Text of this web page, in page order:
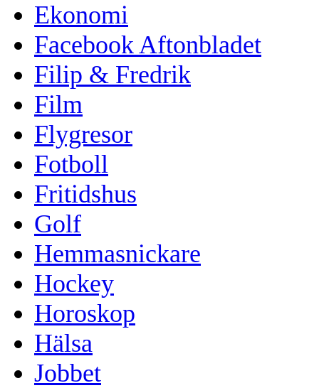
Ekonomi
Facebook Aftonbladet
Filip & Fredrik
Film
Flygresor
Fotboll
Fritidshus
Golf
Hemmasnickare
Hockey
Horoskop
Hälsa
Jobbet